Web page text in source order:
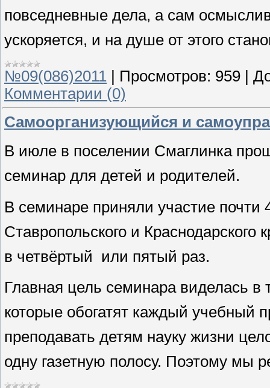
повседневные дела, а сам
ускоряется, и на душе от этого
№09(086)2011 Просмотров: 959
Комментарии (0)
Самоорганизующийся и
В июле в поселении Смаглинка
семинар для детей и родителей.
В семинаре приняли участие
Ставропольского и
в четвёртый или пятый раз.
Главная цель семинара виделась
которые обогатят каждый учебный
преподавать детям науку жизни
одну газетную полосу. Поэтому мы